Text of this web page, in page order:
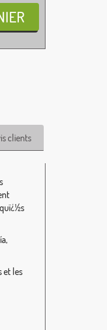
clients
et les